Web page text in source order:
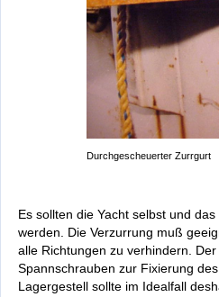
Durchgescheuerter Zurrgurt
Es sollten die Yacht selbst und
werden. Die Verzurrung muß
alle Richtungen zu verhindern.
Spannschrauben zur Fixierung
Lagergestell sollte im Idealfall